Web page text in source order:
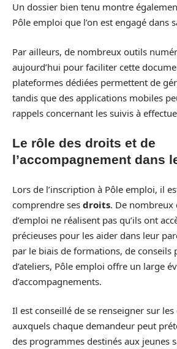
Un dossier bien tenu montre
Pôle emploi que l’on est engagé dans
Par ailleurs, de nombreux outils
aujourd’hui pour faciliter cette
plateformes dédiées permettent de
tandis que des applications mobiles
rappels concernant les suivis à
Le rôle des droits et de
l’accompagnement dans
Lors de l’inscription à Pôle emploi, il
comprendre ses droits. De nombreux
d’emploi ne réalisent pas qu’ils ont
précieuses pour les aider dans leur
par le biais de formations, de conseils
d’ateliers, Pôle emploi offre un large
d’accompagnements.
Il est conseillé de se renseigner sur
auxquels chaque demandeur peut
des programmes destinés aux jeunes